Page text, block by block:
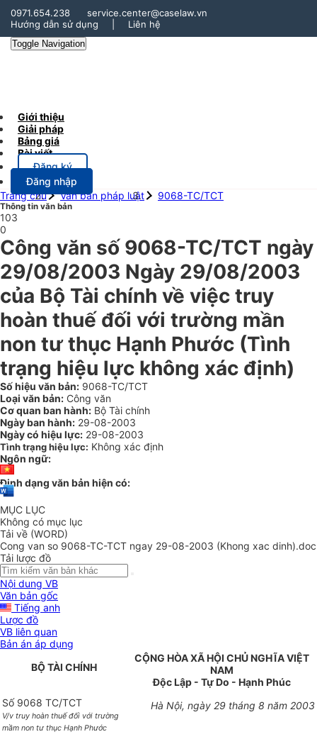
0971.654.238
service.center@caselaw.vn
Hướng dẫn sử dụng
Liên hệ
Toggle Navigation
Giới thiệu
Giải pháp
Bảng giá
Bài viết
Đăng ký
Đăng nhập
Trang chủ
Văn bản pháp luật 9068-TC/TCT
Thông tin văn bản
103
0
Công văn số 9068-TC/TCT ngày
29/08/2003 Ngày 29/08/2003
của Bộ Tài chính về việc truy
hoàn thuế đối với trường mần
non tư thục Hạnh Phước (Tình
trạng hiệu lực không xác định)
Số hiệu văn bản: 9068-TC/TCT
Loại văn bản: Công văn
Cơ quan ban hành: Bộ Tài chính
Ngày ban hành: 29-08-2003
Ngày có hiệu lực: 29-08-2003
Tình trạng hiệu lực: Không xác định
Ngôn ngữ:
Định dạng văn bản hiện có:
MỤC LỤC
Không có mục lục
Tải về (WORD)
Cong van so 9068-TC-TCT ngay 29-08-2003 (Khong xac dinh).doc
Tải lược đồ
Nội dung VB
Văn bản gốc
Tiếng anh
Lược đồ
VB liên quan
Bản án áp dụng
BỘ TÀI CHÍNH
CỘNG HÒA XÃ HỘI CHỦ NGHĨA VIỆT
NAM
Độc Lập - Tự Do - Hạnh Phúc
Số 9068 TC/TCT
V/v truy hoàn thuế đối với trường
mầm non tư thục Hạnh Phước
Hà Nội, ngày 29 tháng 8 năm 2003